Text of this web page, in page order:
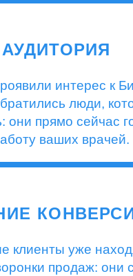
интерес к
люди,
они прямо сейчас
ваших врачей.
клиенты уже
продаж: они